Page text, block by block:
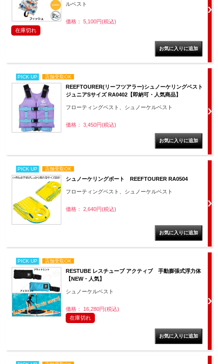
ルベスト
価格： 5,100円(税込)
在庫切れ
PICK UP 店舗受取OK
REEFTOURER(リーフツアラー)シュノーケリングベスト
ジュニアSサイズ RA0402【即納可・人気商品】
フローティングベスト、シュノーケルベスト
価格： 3,450円(税込)
PICK UP 店舗受取OK
シュノーケリングボート REEFTOURER RA0504
フローティングベスト、シュノーケルベスト
価格： 2,640円(税込)
PICK UP 店舗受取OK
RESTUBE レスチューブ アクティブ 手動膨張式浮力体
【NEW・人気】
シュノーケルベスト
価格： 16,280円(税込)
在庫切れ